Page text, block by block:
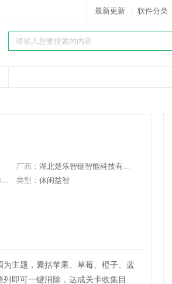
最新更新 软件分类
厂商： 湖北楚乐智链智能科技有限公司
类型： 休闲益智
主题，囊括苹果、草莓、橙子、蓝
即可一键消除，达成关卡收集目